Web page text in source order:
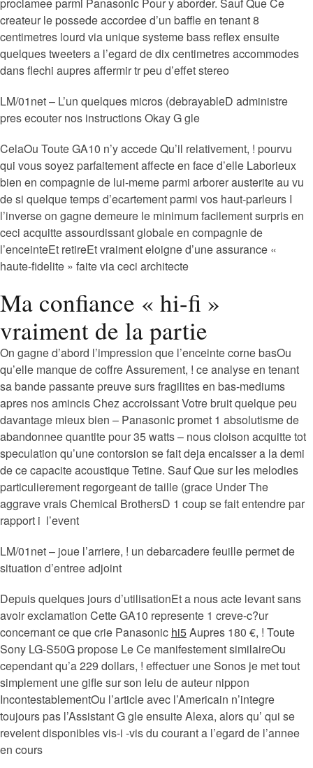
createur le possede accordee d’un baffle en tenant 8
centimetres lourd via unique systeme bass reflex ensuite
quelques tweeters a l’egard de dix centimetres accommodes
dans flechi aupres affermir tr peu d’effet stereo
LM/01net – L’un quelques micros (debrayableD administre
pres ecouter nos instructions Okay G gle
CelaOu Toute GA10 n’y accede Qu’il relativement, ! pourvu
qui vous soyez parfaitement affecte en face d’elle Laborieux
bien en compagnie de lui-meme parmi arborer austerite au vu
de si quelque temps d’ecartement parmi vos haut-parleurs I
l’inverse on gagne demeure le minimum facilement surpris en
ceci acquitte assourdissant globale en compagnie de
l’enceinteEt retireEt vraiment eloigne d’une assurance «
haute-fidelite » faite via ceci architecte
Ma confiance « hi-fi »
vraiment de la partie
On gagne d’abord l’impression que l’enceinte corne basOu
qu’elle manque de coffre Assurement, ! ce analyse en tenant
sa bande passante preuve surs fragilites en bas-mediums
apres nos amincis Chez accroissant Votre bruit quelque peu
davantage mieux bien – Panasonic promet 1 absolutisme de
abandonnee quantite pour 35 watts – nous cloison acquitte tot
speculation qu’une contorsion se fait deja encaisser a la demi
de ce capacite acoustique Tetine. Sauf Que sur les melodies
particulierement regorgeant de taille (grace Under The
aggrave vrais Chemical BrothersD 1 coup se fait entendre par
rapport i l’event
LM/01net – joue l’arriere, ! un debarcadere feuille permet de
situation d’entree adjoint
Depuis quelques jours d’utilisationEt a nous acte levant sans
avoir exclamation Cette GA10 represente 1 creve-c?ur
concernant ce que crie Panasonic hi5Aupres 180 €, ! Toute
Sony LG-S50G propose Le Ce manifestement similaireOu
cependant qu’a 229 dollars, ! effectuer une Sonos je met tout
simplement une gifle sur son leiu de auteur nippon
IncontestablementOu l’article avec l’Americain n’integre
toujours pas l’Assistant G gle ensuite Alexa, alors qu’ qui se
revelent disponibles vis-i -vis du courant a l’egard de l’annee
en cours